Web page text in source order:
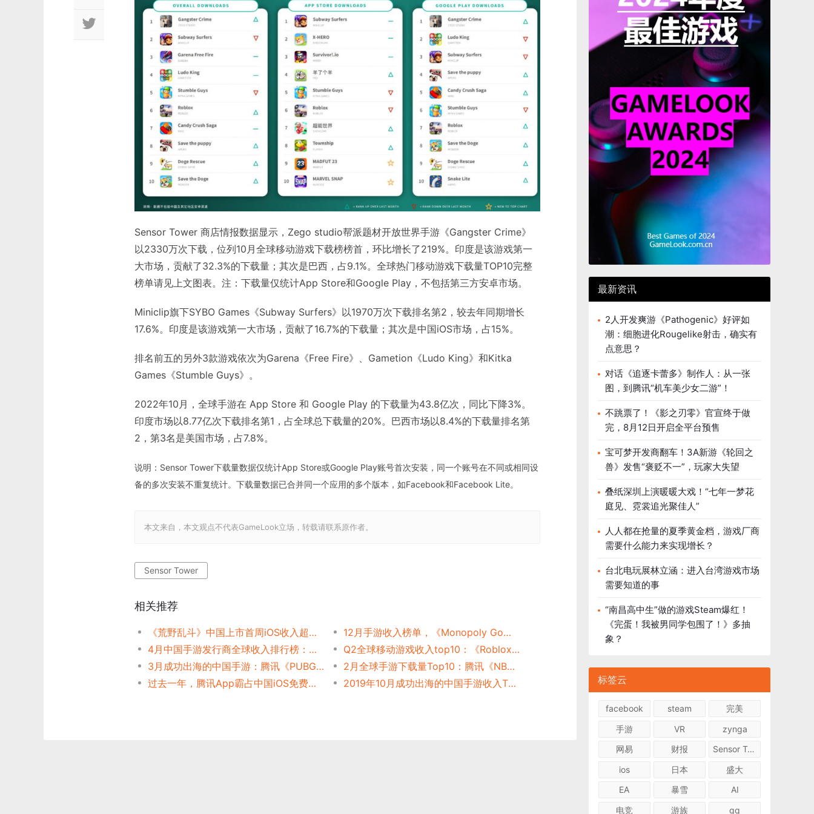
Sensor Tower 商店情报数据显示，Zego studio帮派题材开放世界手游《Gangster Crime》
以2330万次下载，位列10月全球移动游戏下载榜榜首，环比增长了219%。印度是该游戏第一
大市场，贡献了32.3%的下载量；其次是巴西，占9.1%。全球热门移动游戏下载量TOP10完整
榜单请见上文图表。注：下载量仅统计App Store和Google Play，不包括第三方安卓市场。
Miniclip旗下SYBO Games《Subway Surfers》以1970万次下载排名第2，较去年同期增长
17.6%。印度是该游戏第一大市场，贡献了16.7%的下载量；其次是中国iOS市场，占15%。
排名前五的另外3款游戏依次为Garena《Free Fire》、Gametion《Ludo King》和Kitka
Games《Stumble Guys》。
2022年10月，全球手游在 App Store 和 Google Play 的下载量为43.8亿次，同比下降3%。
印度市场以8.77亿次下载排名第1，占全球总下载量的20%。巴西市场以8.4%的下载量排名第
2，第3名是美国市场，占7.8%。
说明：Sensor Tower下载量数据仅统计App Store或Google Play账号首次安装，同一个账号在不同或相同设
备的多次安装不重复统计。下载量数据已合并同一个应用的多个版本，如Facebook和Facebook Lite。
本文来自 ，本文观点不代表GameLook立场，转载请联系原作者。
Sensor Tower
相关推荐
《荒野乱斗》中国上市首周iOS收入超过1700万美元
12月手游收入榜单，《Monopoly Go》月流水15.7亿、王者荣耀14.6亿
4月中国手游发行商全球收入排行榜：腾讯、点点互动、网易、米哈游和柠檬微趣依旧占据榜单前5名
Q2全球移动游戏收入top10：《Roblox》是增长最快的手游之一
3月成功出海的中国手游：腾讯《PUBG Mobile》重回海外收入增长榜榜首
2月全球手游下载量Top10：腾讯《NBA Infinite》、完美《一拳超人》手游表现优异
过去一年，腾讯App霸占中国iOS免费榜首共197天
2019年10月成功出海的中国手游收入TOP30
最新资讯
2人开发爽游《Pathogenic》好评如
潮：细胞进化Rougelike射击，确实有
点意思？
对话《追逐卡蕾多》制作人：从一张
图，到腾讯“机车美少女二游”！
不跳票了！《影之刃零》官宣终于做
完，8月12日开启全平台预售
宝可梦开发商翻车！3A新游《轮回之
兽》发售“褒贬不一”，玩家大失望
叠纸深圳上演暖暖大戏！“七年一梦花
庭见、霓裳追光聚佳人”
人人都在抢量的夏季黄金档，游戏厂商
需要什么能力来实现增长？
台北电玩展林立涵：进入台湾游戏市场
需要知道的事
“南昌高中生”做的游戏Steam爆红！
《完蛋！我被男同学包围了！》多抽
象？
标签云
facebook steam
完美
手游
VR
zynga
网易
财报
Sensor Tower
ios
日本
盛大
EA
暴雪
AI
电竞
游族 qq